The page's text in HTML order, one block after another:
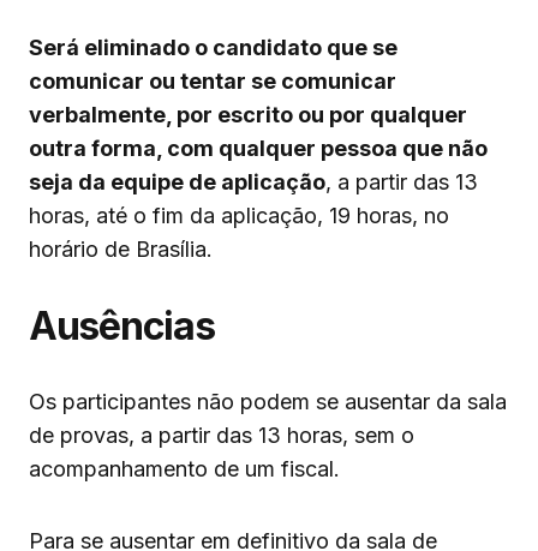
Será eliminado o candidato que se
comunicar ou tentar se comunicar
verbalmente, por escrito ou por qualquer
outra forma, com qualquer pessoa que não
seja da equipe de aplicação, a partir das 13
horas, até o fim da aplicação, 19 horas, no
horário de Brasília.
Ausências
Os participantes não podem se ausentar da sala
de provas, a partir das 13 horas, sem o
acompanhamento de um fiscal.
Para se ausentar em definitivo da sala de